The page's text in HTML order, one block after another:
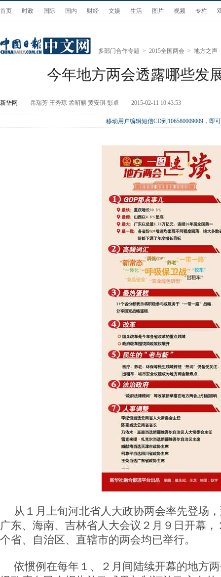
首页 时政 国际 国内 财经 文娱 生活 图片 视频 专栏
多部门合作专题 > 2015全国两会 > 地方之声
今年地方两会透露哪些发
新华网 岳瑞芳 王秀琼 孟昭丽 黄安琪 彭卓 2015-02-11 10:43:53
移动用户编辑短信CD到106580009009，即
从１月上旬河北省人大政协两会率先登场
广东、海南、吉林省人大会议２月９日开幕
个省、自治区、直辖市的两会均已举行。
依惯例在每年１、２月间陆续开幕的地方